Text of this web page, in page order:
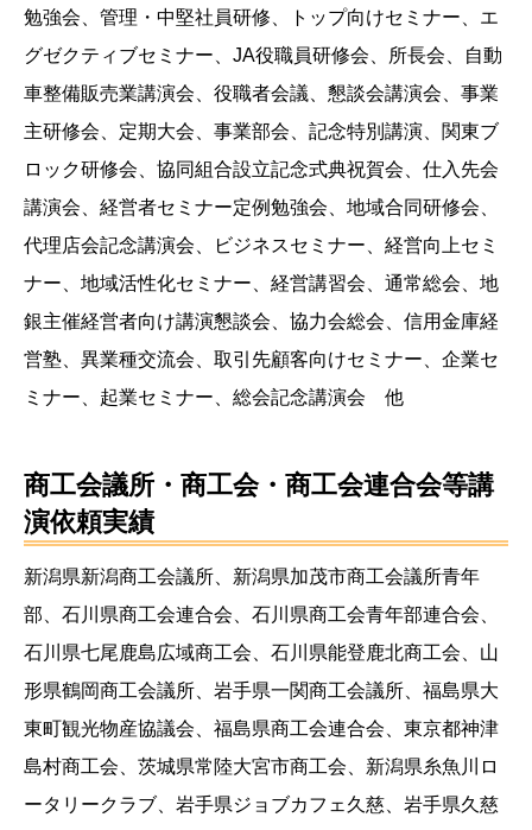
勉強会、管理・中堅社員研修、トップ向けセミナー、エ
グゼクティブセミナー、JA役職員研修会、所長会、自動
車整備販売業講演会、役職者会議、懇談会講演会、事業
主研修会、定期大会、事業部会、記念特別講演、関東ブ
ロック研修会、協同組合設立記念式典祝賀会、仕入先会
講演会、経営者セミナー定例勉強会、地域合同研修会、
代理店会記念講演会、ビジネスセミナー、経営向上セミ
ナー、地域活性化セミナー、経営講習会、通常総会、地
銀主催経営者向け講演懇談会、協力会総会、信用金庫経
営塾、異業種交流会、取引先顧客向けセミナー、企業セ
ミナー、起業セミナー、総会記念講演会 他
商工会議所・商工会・商工会連合会等講
演依頼実績
新潟県新潟商工会議所、新潟県加茂市商工会議所青年
部、石川県商工会連合会、石川県商工会青年部連合会、
石川県七尾鹿島広域商工会、石川県能登鹿北商工会、山
形県鶴岡商工会議所、岩手県一関商工会議所、福島県大
東町観光物産協議会、福島県商工会連合会、東京都神津
島村商工会、茨城県常陸大宮市商工会、新潟県糸魚川ロ
ータリークラブ、岩手県ジョブカフェ久慈、岩手県久慈